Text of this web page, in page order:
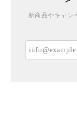
新商品やキャン